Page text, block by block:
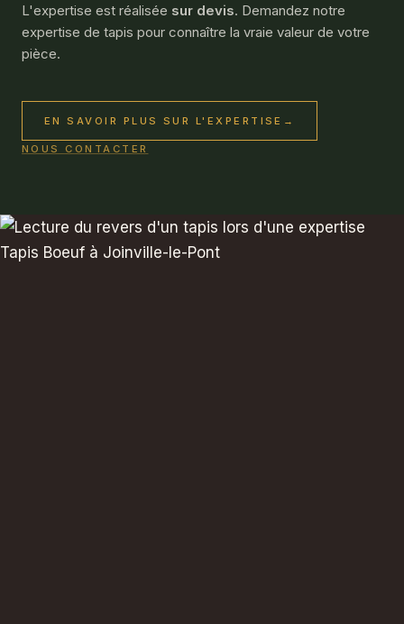
L'expertise est réalisée sur devis. Demandez notre
expertise de tapis pour connaître la vraie valeur de votre
pièce.
EN SAVOIR PLUS SUR L'EXPERTISE →
NOUS CONTACTER